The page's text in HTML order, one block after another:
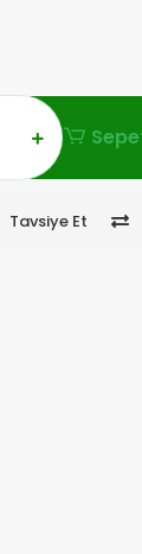
Tavsiye Et